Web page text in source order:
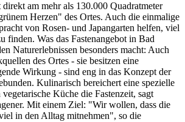
am mehr als 130.000 Quadratmeter
Herzen" des Ortes. Auch die einmalige
von Rosen- und Japangarten helfen, viel
finden. Was das Fastenangebot in Bad
Naturerlebnissen besonders macht: Auch
des Ortes - sie besitzen eine
Wirkung - sind eng in das Konzept der
Kulinarisch bereichert eine spezielle
Küche die Fastenzeit, sagt
Mit einem Ziel: "Wir wollen, dass die
in den Alltag mitnehmen", so die